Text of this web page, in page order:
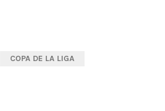
COPA DE LA LIGA